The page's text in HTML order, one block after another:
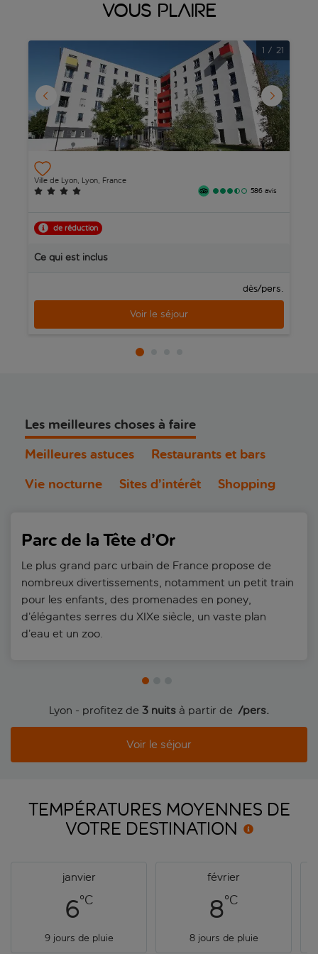
vous plaire
1 / 21
Ville de Lyon, Lyon, France
586 avis
de réduction
Ce qui est inclus
dès/pers.
Voir le séjour
Les meilleures choses à faire
Meilleures astuces
Restaurants et bars
Vie nocturne
Sites d’intérêt Shopping
Parc de la Tête d’Or
Le plus grand parc urbain de France propose de
nombreux divertissements, notamment un petit train
pour les enfants, des promenades en poney,
d’élégantes serres du XIXe siècle, un vaste plan
d’eau et un zoo.
Lyon - profitez de 3 nuits à partir de /pers.
Voir le séjour
TEMPÉRATURES MOYENNES DE
VOTRE DESTINATION
janvier
6°C
9 jours de pluie
février
8°C
8 jours de pluie